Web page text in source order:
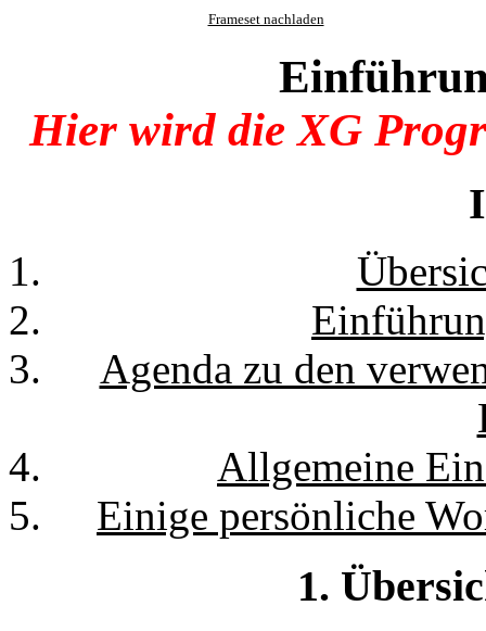
Frameset nachladen
Hier wird die XG
Agenda zu den
Allgemeine
Einige persönliche
1.